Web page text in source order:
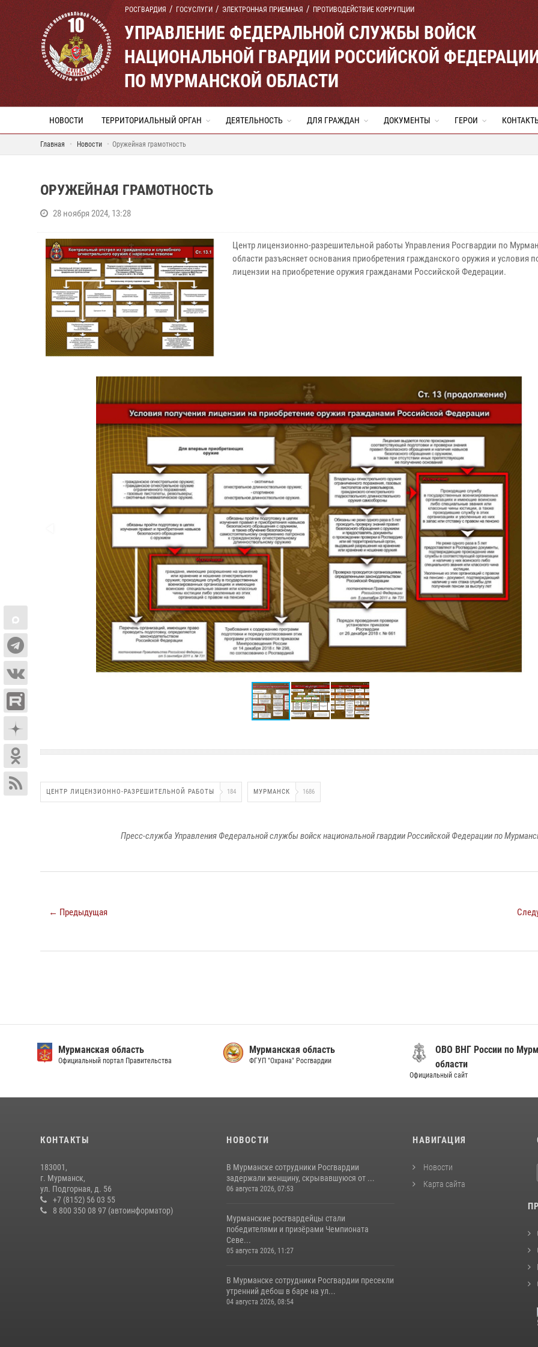
РОСГВАРДИЯ ГОСУСЛУГИ ЭЛЕКТРОННАЯ ПРИЕМНАЯ ПРОТИВОДЕЙСТВИЕ КОРРУПЦИИ
УПРАВЛЕНИЕ ФЕДЕРАЛЬНОЙ СЛУЖБЫ ВОЙСК
НАЦИОНАЛЬНОЙ ГВАРДИИ РОССИЙСКОЙ
ПО МУРМАНСКОЙ ОБЛАСТИ
НОВОСТИ ТЕРРИТОРИАЛЬНЫЙ ОРГАН ДЕЯТЕЛЬНОСТЬ ДЛЯ ГРАЖДАН ДОКУМЕНТЫ ГЕРОИ
Главная Новости Оружейная грамотность
ОРУЖЕЙНАЯ ГРАМОТНОСТЬ
28 ноября 2024, 13:28
Центр лицензионно-разрешительной работы Управления Росгвардии по
области разъясняет основания приобретения гражданского оружия и условия
лицензии на приобретение оружия гражданами Российской Федерации.
ЦЕНТР ЛИЦЕНЗИОННО-РАЗРЕШИТЕЛЬНОЙ РАБОТЫ 184 МУРМАНСК 1686
Пресс-служба Управления Федеральной службы войск национальной гвардии Российской Федерации по
← Предыдущая
Мурманская область
Официальный портал Правительства
Мурманская область
ФГУП "Охрана" Росгвардии
ОВО ВНГ России по
области
Официальный сайт
КОНТАКТЫ
183001,
г. Мурманск,
ул. Подгорная, д. 56
+7 (8152) 56 03 55
8 800 350 08 97 (автоинформатор)
НОВОСТИ
В Мурманске сотрудники Росгвардии
задержали женщину, скрывавшуюся от ...
06 августа 2026, 07:53
Мурманские росгвардейцы стали
победителями и призёрами Чемпионата
Севе...
05 августа 2026, 11:27
В Мурманске сотрудники Росгвардии пресекли
утренний дебош в баре на ул...
04 августа 2026, 08:54
НАВИГАЦИЯ
Новости
Карта сайта